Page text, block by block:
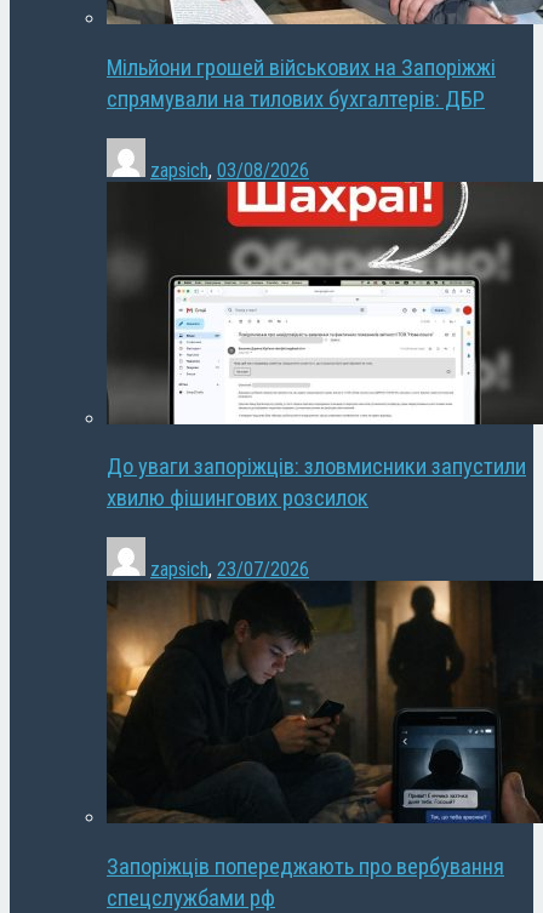
Мільйони грошей військових на Запоріжжі
спрямували на тилових бухгалтерів: ДБР
zapsich, 03/08/2026
До уваги запоріжців: зловмисники запустили
хвилю фішингових розсилок
zapsich, 23/07/2026
Запоріжців попереджають про вербування
спецслужбами рф